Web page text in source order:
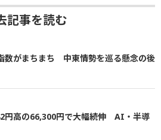
記事を読む
数がまちまち 中東情勢を巡る懸念の後
円高の66,300円で大幅続伸 AI・半導